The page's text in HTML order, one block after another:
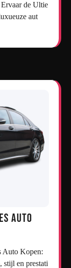
aut
auto
stijl en prestati